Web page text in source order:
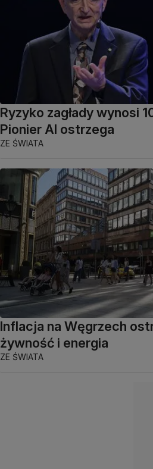
Ryzyko zagłady wynosi
Pionier AI ostrzega
ZE ŚWIATA
Inflacja na Węgrzech
żywność i energia
ZE ŚWIATA